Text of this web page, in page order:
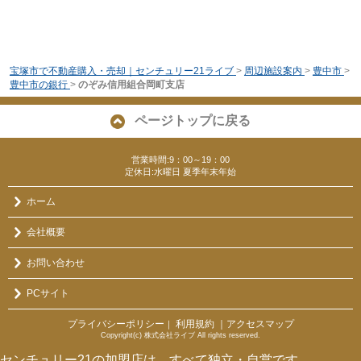
宝塚市で不動産購入・売却｜センチュリー21ライブ > 周辺施設案内 > 豊中市 >
豊中市の銀行 > のぞみ信用組合岡町支店
ページトップに戻る
営業時間:9：00～19：00
定休日:水曜日 夏季年末年始
ホーム
会社概要
お問い合わせ
PCサイト
プライバシーポリシー ｜ 利用規約 ｜アクセスマップ
Copyright(c) 株式会社ライブ All rights reserved.